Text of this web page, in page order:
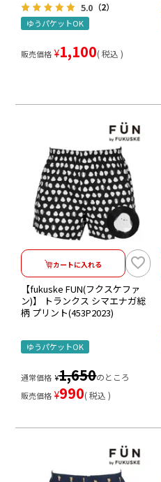
5.0 （2）
ゆうパケットOK
販売価格 ¥1,100 税込
カートに入れる
【fukuske FUN(フクスケファ
ン)】 トランクス シマエナガ総
柄 プリント(453P2023)
ゆうパケットOK
通常価格 ¥1,650のところ
販売価格 ¥990 税込